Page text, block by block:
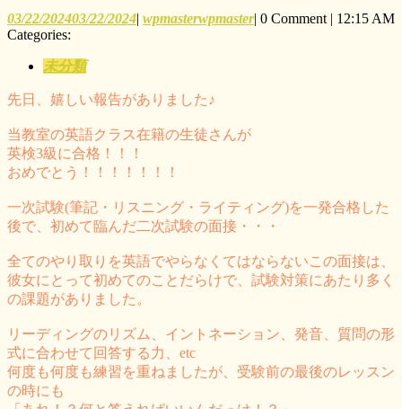
03/22/202403/22/2024| wpmasterwpmaster| 0 Comment | 12:15 AM
Categories:
未分類
先日、嬉しい報告がありました♪
当教室の英語クラス在籍の生徒さんが
英検3級に合格！！！
おめでとう！！！！！！！
一次試験(筆記・リスニング・ライティング)を一発合格した
後で、初めて臨んだ二次試験の面接・・・
全てのやり取りを英語でやらなくてはならないこの面接は、
彼女にとって初めてのことだらけで、試験対策にあたり多く
の課題がありました。
リーディングのリズム、イントネーション、発音、質問の形
式に合わせて回答する力、etc
何度も何度も練習を重ねましたが、受験前の最後のレッスン
の時にも